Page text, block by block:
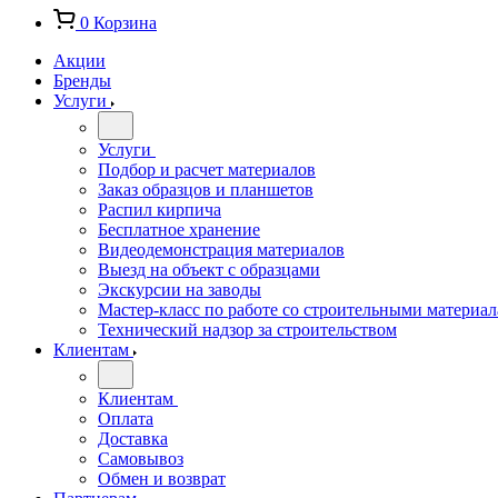
0 Корзина
Акции
Бренды
Услуги
Услуги
Подбор и расчет материалов
Заказ образцов и планшетов
Распил кирпича
Бесплатное хранение
Видеодемонстрация материалов
Выезд на объект с образцами
Экскурсии на заводы
Мастер-класс по работе со строительными
Технический надзор за строительством
Клиентам
Клиентам
Оплата
Доставка
Самовывоз
Обмен и возврат